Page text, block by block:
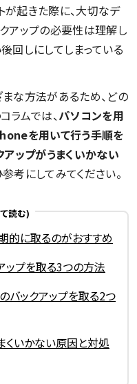
る
起きた際に、大切なデ
アップの必要性は理解し
回しにしてしまっている
な方法があるため、どの
ラムでは、パソコンを用
を用いて行う手順を
アップがうまくいかない
考にしてみてください。
的に取るのがおすすめ
ップを取る3つの方法
バックアップを取る2つ
くいかない原因と対処